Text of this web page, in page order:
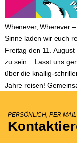
Whenever, Wherever
Sinne laden wir euch
Freitag den 11.
zu sein. Lasst uns
über die knallig-
Jahre reisen!
PERSÖNLICH, PER